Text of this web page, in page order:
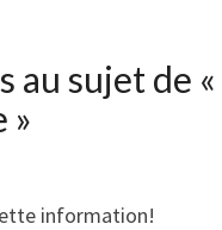
au sujet de «
»
information!